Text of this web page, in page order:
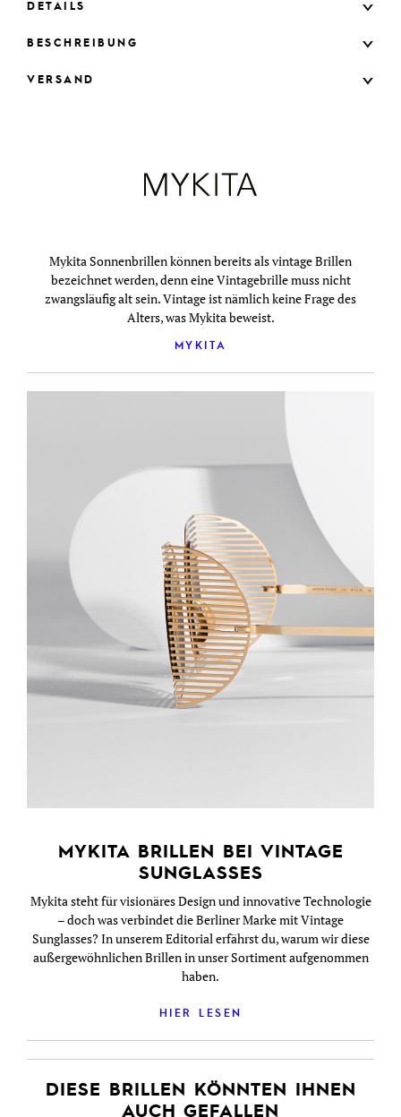
DETAILS
BESCHREIBUNG
VERSAND
Mykita Sonnenbrillen können bereits als vintage Brillen
bezeichnet werden, denn eine Vintagebrille muss nicht
zwangsläufig alt sein. Vintage ist nämlich keine Frage des
Alters, was Mykita beweist.
MYKITA
MYKITA BRILLEN BEI VINTAGE
SUNGLASSES
Mykita steht für visionäres Design und innovative Technologie
– doch was verbindet die Berliner Marke mit Vintage
Sunglasses? In unserem Editorial erfährst du, warum wir diese
außergewöhnlichen Brillen in unser Sortiment aufgenommen
haben.
HIER LESEN
DIESE BRILLEN KÖNNTEN IHNEN
AUCH GEFALLEN